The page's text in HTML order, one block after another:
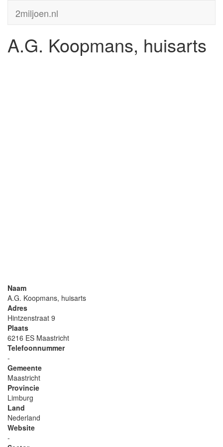
2miljoen.nl
A.G. Koopmans, huisarts
Naam
A.G. Koopmans, huisarts
Adres
Hintzenstraat 9
Plaats
6216 ES Maastricht
Telefoonnummer
-
Gemeente
Maastricht
Provincie
Limburg
Land
Nederland
Website
-